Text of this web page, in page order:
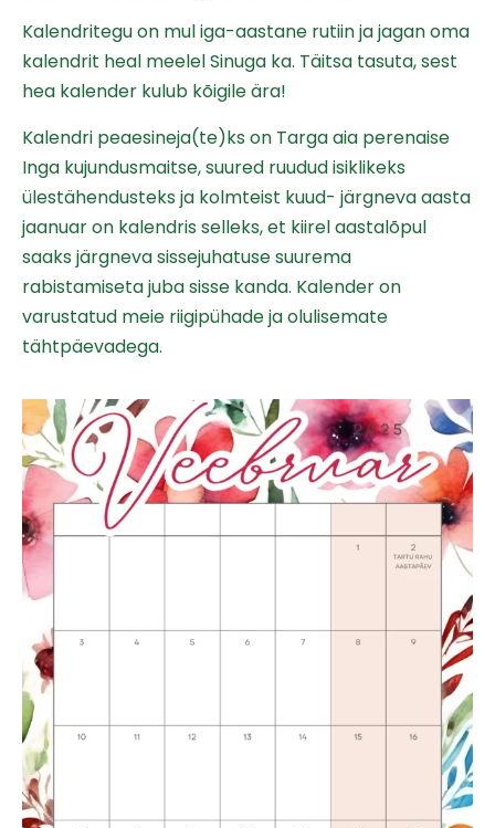
Kalendritegu on mul iga-aastane rutiin ja jagan oma
kalendrit heal meelel Sinuga ka. Täitsa tasuta, sest
hea kalender kulub kõigile ära!
Kalendri peaesineja(te)ks on Targa aia perenaise
Inga kujundusmaitse, suured ruudud isiklikeks
ülestähendusteks ja kolmteist kuud- järgneva aasta
jaanuar on kalendris selleks, et kiirel aastalõpul
saaks järgneva sissejuhatuse suurema
rabistamiseta juba sisse kanda. Kalender on
varustatud meie riigipühade ja olulisemate
tähtpäevadega.